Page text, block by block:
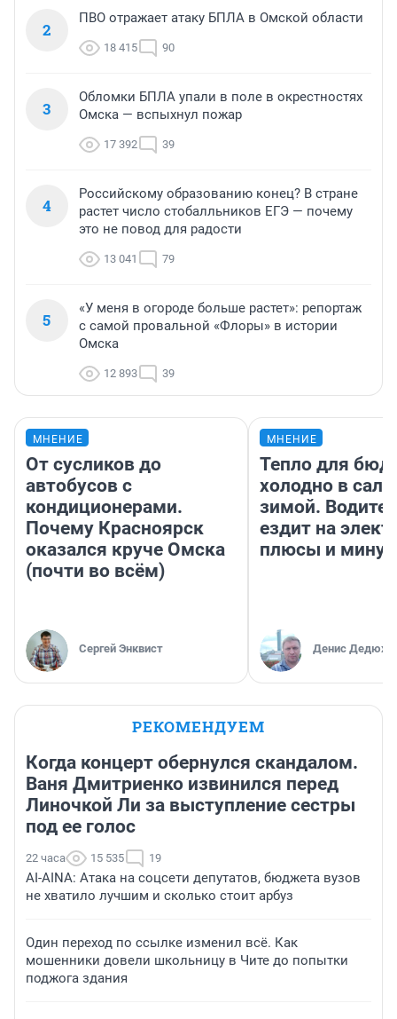
2
ПВО отражает атаку БПЛА в Омской области
18 415 90
3
Обломки БПЛА упали в поле в окрестностях
Омска — вспыхнул пожар
17 392 39
4
Российскому образованию конец? В стране
растет число стобалльников ЕГЭ — почему
это не повод для радости
13 041 79
5
«У меня в огороде больше растет»: репортаж
с самой провальной «Флоры» в истории
Омска
12 893 39
МНЕНИЕ
От сусликов до
автобусов с
кондиционерами.
Почему Красноярск
оказался круче Омска
(почти во всём)
Сергей Энквист
МНЕНИЕ
Тепло для
холодно в
зимой.
ездит на
плюсы и
Денис
РЕКОМЕНДУЕМ
Когда концерт обернулся скандалом.
Ваня Дмитриенко извинился перед
Линочкой Ли за выступление сестры
под ее голос
22 часа 15 535 19
AI-AINA: Атака на соцсети депутатов, бюджета вузов
не хватило лучшим и сколько стоит арбуз
Один переход по ссылке изменил всё. Как
мошенники довели школьницу в Чите до попытки
поджога здания